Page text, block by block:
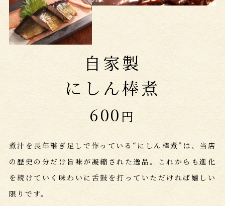
自家製
にしん棒煮
600 円
煮汁を長年継ぎ足しで作っている“にしん棒煮”は、当店
の歴史の分だけ旨味が凝縮された逸品。
これからも進化
を続けていく味わいに舌鼓を打っていただければ嬉しい
限りです。